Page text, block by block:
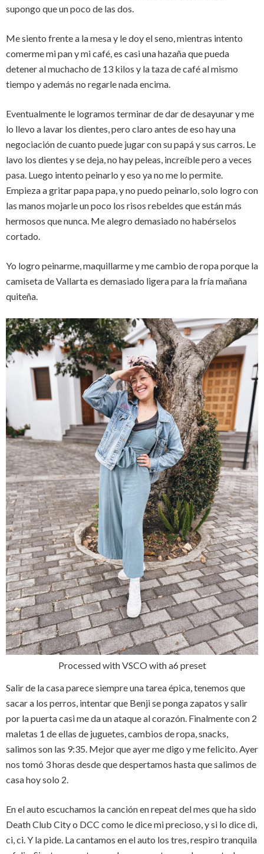
supongo que un poco de las dos.
Me siento frente a la mesa y le doy el seno, mientras intento
comerme mi pan y mi café, es casi una hazaña que pueda
detener al muchacho de 13 kilos y la taza de café al mismo
tiempo y además no regarle nada encima.
Eventualmente le logramos terminar de dar de desayunar y me
lo llevo a lavar los dientes, pero claro antes de eso hay una
negociación de cuanto puede jugar con su papá y sus carros. Le
lavo los dientes y se deja, no hay peleas, increíble pero a veces
pasa. Luego intento peinarlo y eso ya no me lo permite.
Empieza a gritar papa papa, y no puedo peinarlo, solo logro con
las manos mojarle un poco los risos rebeldes que están más
hermosos que nunca. Me alegro demasiado no habérselos
cortado.
Yo logro peinarme, maquillarme y me cambio de ropa porque la
camiseta de Vallarta es demasiado ligera para la fría mañana
quiteña.
Processed with VSCO with a6 preset
Salir de la casa parece siempre una tarea épica, tenemos que
sacar a los perros, intentar que Benji se ponga zapatos y salir
por la puerta casi me da un ataque al corazón. Finalmente con 2
maletas 1 de ellas de juguetes, cambios de ropa, snacks,
salimos son las 9:35. Mejor que ayer me digo y me felicito. Ayer
nos tomó 3 horas desde que despertamos hasta que salimos de
casa hoy solo 2.
En el auto escuchamos la canción en repeat del mes que ha sido
Death Club City o DCC como le dice mi precioso, y si lo dice di,
ci, ci. Y la pide. La cantamos en el auto los tres, respiro tranquila